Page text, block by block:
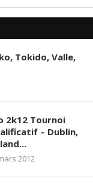
name, email, and
Akismet pour
Tokido, Valle,
2k12 Tournoi
– Dublin,
2012